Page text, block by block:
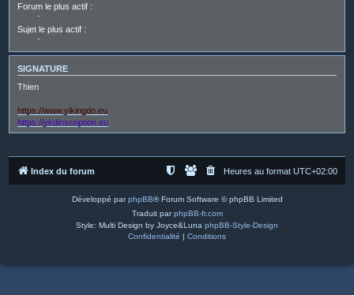
Forum le plus actif :
-
Sujet le plus actif :
-
SIGNATURE
Thien
https://www.yikingdo.eu
https://ykdinscription.eu
Index du forum Heures au format UTC+02:00
Développé parphpBB® Forum Software © phpBB Limited
Traduit parphpBB-fr.com
Style: Multi Design by Joyce&Luna phpBB-Style-Design
Confidentialité
Conditions